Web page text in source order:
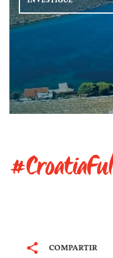
COMPARTIR